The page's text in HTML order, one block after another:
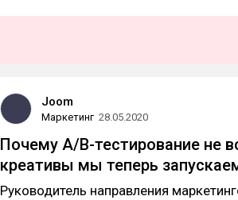
Joom
Маркетинг 28.05.2020
Почему A/B-тестирование не
креативы мы теперь
Руководитель направления